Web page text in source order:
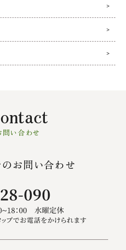
問い合わせ
お問い合わせ